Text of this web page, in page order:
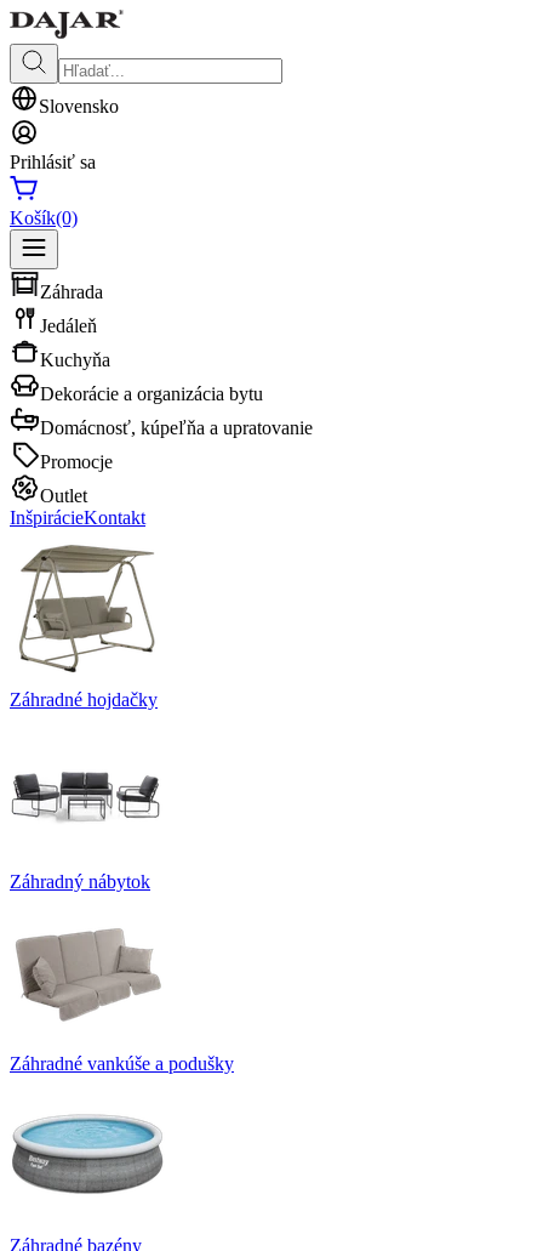
Slovensko
Prihlásiť sa
Košík(0)
Záhrada
Jedáleň
Kuchyňa
Dekorácie a organizácia bytu
Domácnosť, kúpeľňa a upratovanie
Promocje
Outlet
InšpirácieKontakt
Záhradné hojdačky
Záhradný nábytok
Záhradné vankúše a podušky
Záhradné bazény